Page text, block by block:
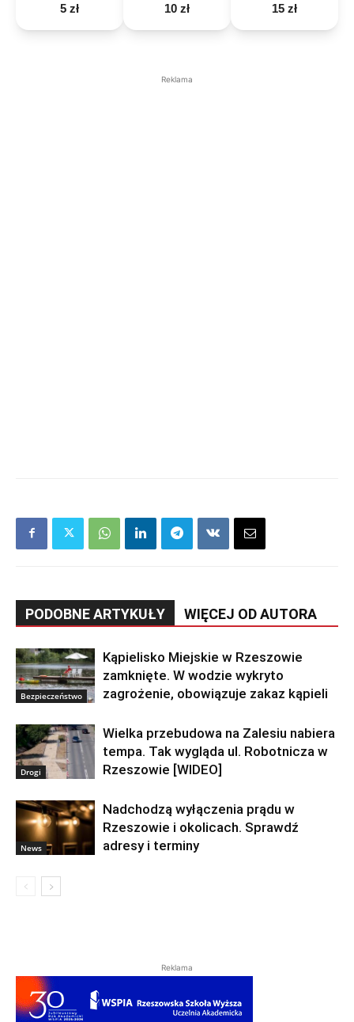
5 zł 10 zł 15 zł
Reklama
PODOBNE ARTYKUŁY WIĘCEJ OD AUTORA
Bezpieczeństwo
Kąpielisko Miejskie w Rzeszowie
zamknięte. W wodzie wykryto
zagrożenie, obowiązuje zakaz kąpieli
Drogi
Wielka przebudowa na Zalesiu nabiera
tempa. Tak wygląda ul. Robotnicza w
Rzeszowie [WIDEO]
News
Nadchodzą wyłączenia prądu w
Rzeszowie i okolicach. Sprawdź
adresy i terminy
Reklama